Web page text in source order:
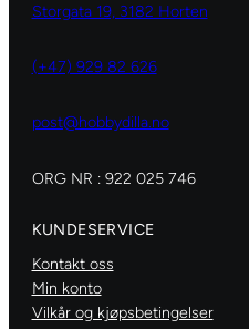
Storgata 19, 3182 Horten
(+47) 929 82 626
post@hobbydilla.no
ORG NR : 922 025 746
KUNDESERVICE
Kontakt oss
Min konto
Vilkår og kjøpsbetingelser